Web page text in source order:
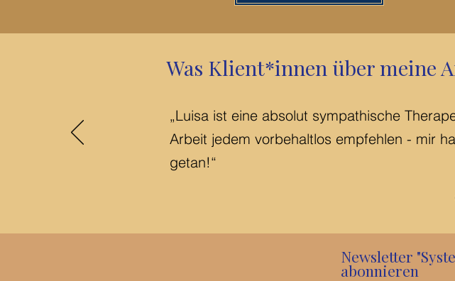
Was Klient*innen über meine
„Luisa ist eine absolut sympathische
Arbeit jedem vorbehaltlos empfehlen - mir
getan!“
Newsletter
abonnieren